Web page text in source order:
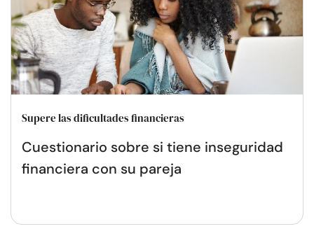
Supere las dificultades financieras
Cuestionario sobre si tiene inseguridad
financiera con su pareja